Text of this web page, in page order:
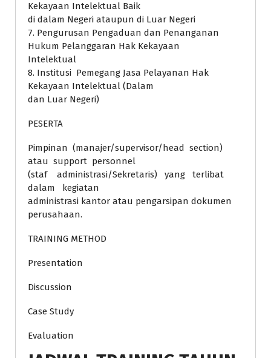
Kekayaan Intelektual Baik
di dalam Negeri ataupun di Luar Negeri
7. Pengurusan Pengaduan dan Penanganan
Hukum Pelanggaran Hak Kekayaan
Intelektual
8. Institusi Pemegang Jasa Pelayanan Hak
Kekayaan Intelektual (Dalam
dan Luar Negeri)
PESERTA
Pimpinan (manajer/supervisor/head section)
atau support personnel
(staf administrasi/Sekretaris) yang terlibat
dalam kegiatan
administrasi kantor atau pengarsipan dokumen
perusahaan.
TRAINING METHOD
Presentation
Discussion
Case Study
Evaluation